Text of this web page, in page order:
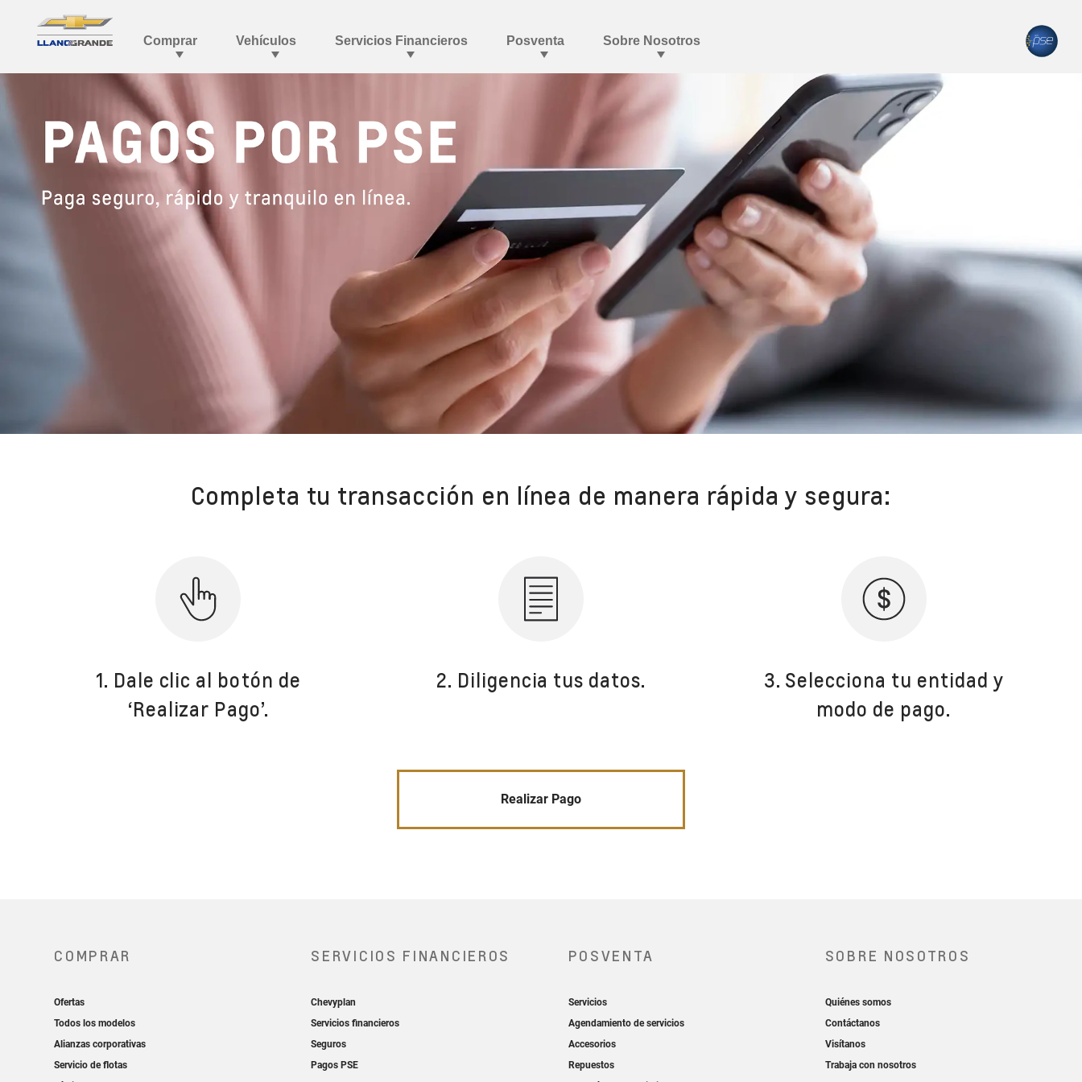
Completa tu transacción en línea de manera rápida y segura:
1. Dale clic al botón de
‘Realizar Pago’.
2. Diligencia tus datos.
3. Selecciona tu entidad y
modo de pago.
Realizar Pago